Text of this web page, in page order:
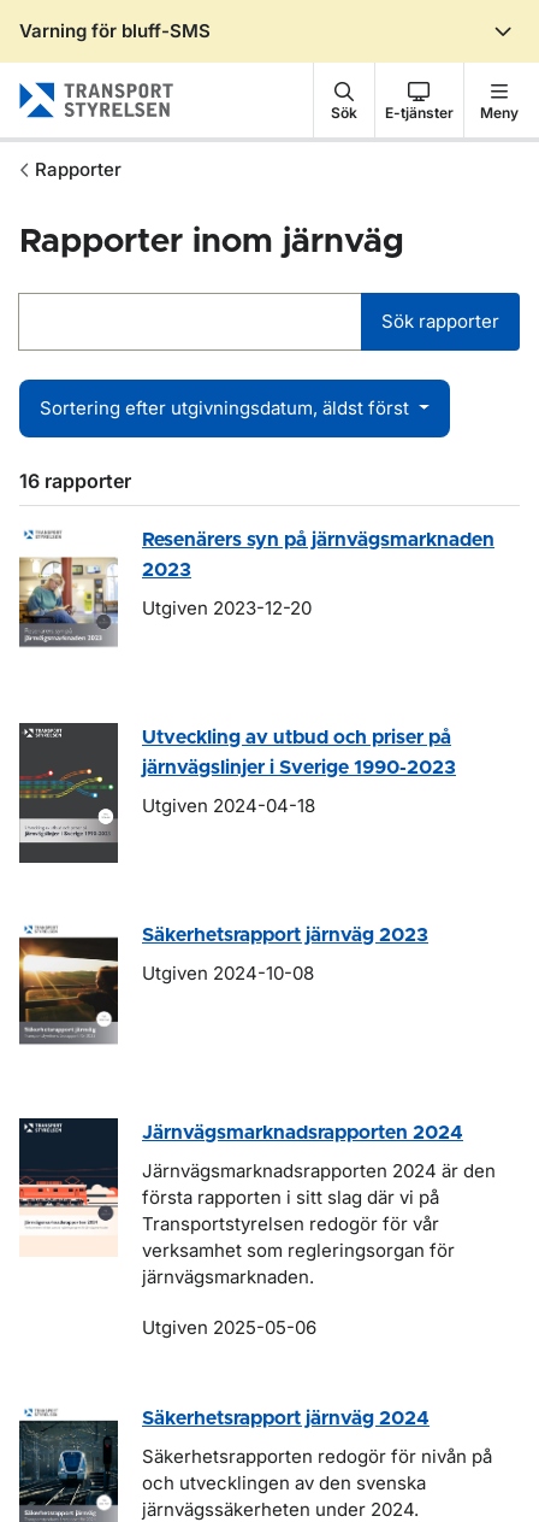
Varning för bluff-SMS
Sök E-tjänster Meny
Rapporter
Rapporter inom järnväg
Sortering efter utgivningsdatum, äldst först
16 rapporter
Resenärers syn på järnvägsmarknaden
2023
Utgiven 2023-12-20
Utveckling av utbud och priser på
järnvägslinjer i Sverige 1990-2023
Utgiven 2024-04-18
Säkerhetsrapport järnväg 2023
Utgiven 2024-10-08
Järnvägsmarknadsrapporten 2024
Järnvägsmarknadsrapporten 2024 är den
första rapporten i sitt slag där vi på
Transportstyrelsen redogör för vår
verksamhet som regleringsorgan för
järnvägsmarknaden.
Utgiven 2025-05-06
Säkerhetsrapport järnväg 2024
Säkerhetsrapporten redogör för nivån på
och utvecklingen av den svenska
järnvägssäkerheten under 2024.